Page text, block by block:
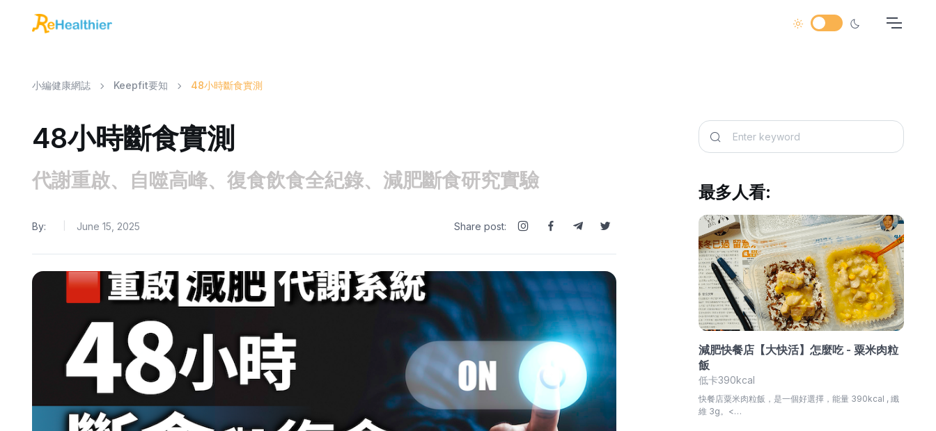
小編健康網誌 Keepfit要知 48小時斷食實測
48小時斷食實測
代謝重啟、自噬高峰、復食飲食全紀錄、減肥斷食研究實驗
By: June 15, 2025 Share post:
最多人看:
減肥快餐店【大快活】怎麼吃 - 粟米肉粒
飯
低卡390kcal
快餐店粟米肉粒飯，是一個好選擇，能量 390kcal , 纖
維 3g。<…